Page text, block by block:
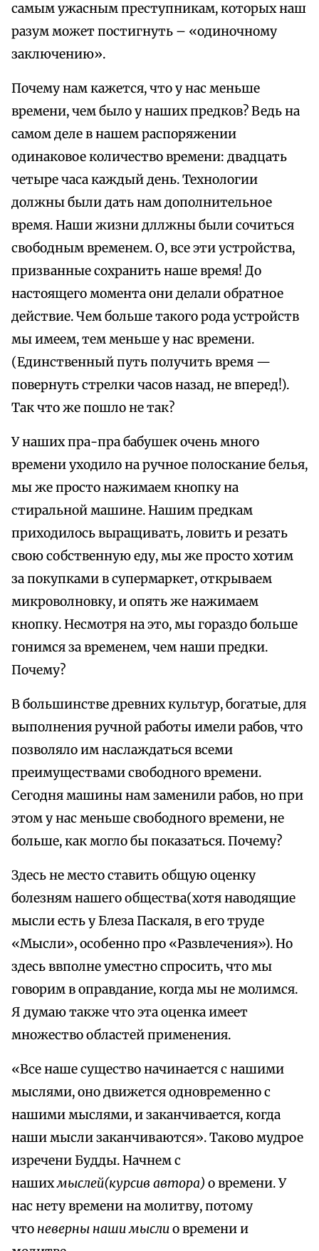
самым ужасным преступникам, которых наш
разум может постигнуть – «одиночному
заключению».
Почему нам кажется, что у нас меньше
времени, чем было у наших предков? Ведь на
самом деле в нашем распоряжении
одинаковое количество времени: двадцать
четыре часа каждый день. Технологии
должны были дать нам дополнительное
время. Наши жизни дллжны были сочиться
свободным временем. О, все эти устройства,
призванные сохранить наше время! До
настоящего момента они делали обратное
действие. Чем больше такого рода устройств
мы имеем, тем меньше у нас времени.
(Единственный путь получить время —
повернуть стрелки часов назад, не вперед!).
Так что же пошло не так?
У наших пра-пра бабушек очень много
времени уходило на ручное полоскание белья,
мы же просто нажимаем кнопку на
стиральной машине. Нашим предкам
приходилось выращивать, ловить и резать
свою собственную еду, мы же просто хотим
за покупками в супермаркет, открываем
микроволновку, и опять же нажимаем
кнопку. Несмотря на это, мы гораздо больше
гонимся за временем, чем наши предки.
Почему?
В большинстве древних культур, богатые, для
выполнения ручной работы имели рабов, что
позволяло им наслаждаться всеми
преимуществами свободного времени.
Сегодня машины нам заменили рабов, но при
этом у нас меньше свободного времени, не
больше, как могло бы показаться. Почему?
Здесь не место ставить общую оценку
болезням нашего общества(хотя наводящие
мысли есть у Блеза Паскаля, в его труде
«Мысли», особенно про «Развлечения»). Но
здесь ввполне уместно спросить, что мы
говорим в оправдание, когда мы не молимся.
Я думаю также что эта оценка имеет
множество областей применения.
«Все наше существо начинается с нашими
мыслями, оно движется одновременно с
нашими мыслями, и заканчивается, когда
наши мысли заканчиваются». Таково мудрое
изречени Будды. Начнем с
нашихмыслей(курсив автора) о времени. У
нас нету времени на молитву, потому
что неверны наши мыслио времени и